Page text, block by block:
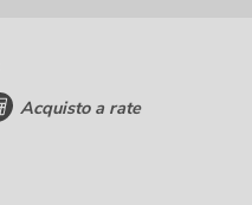
Acquisto a rate